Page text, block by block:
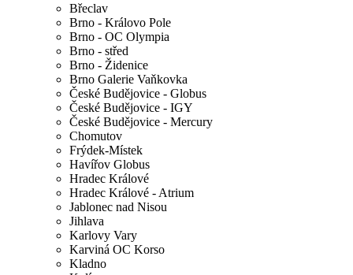
Břeclav
Brno - Královo Pole
Brno - OC Olympia
Brno - střed
Brno - Židenice
Brno Galerie Vaňkovka
České Budějovice - Globus
České Budějovice - IGY
České Budějovice - Mercury
Chomutov
Frýdek-Místek
Havířov Globus
Hradec Králové
Hradec Králové - Atrium
Jablonec nad Nisou
Jihlava
Karlovy Vary
Karviná OC Korso
Kladno